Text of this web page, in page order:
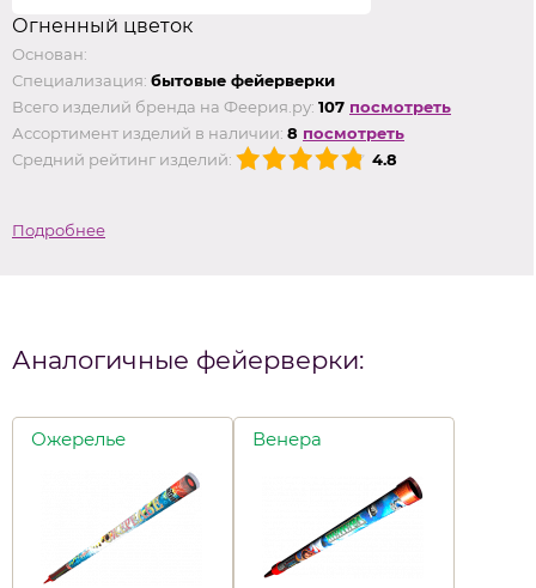
Огненный цветок
Основан:
Специализация: бытовые фейерверки
Всего изделий бренда на Феерия.ру: 107 посмотреть
Ассортимент изделий в наличии: 8 посмотреть
Средний рейтинг изделий:
4.8
Подробнее
Аналогичные фейерверки:
Ожерелье Венера